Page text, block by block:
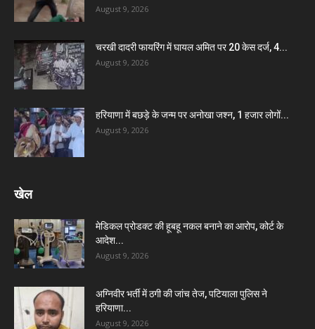
August 9, 2026
चरखी दादरी फायरिंग में घायल अमित पर 20 केस दर्ज, 4...
August 9, 2026
हरियाणा में बछड़े के जन्म पर अनोखा जश्न, 1 हजार लोगों...
August 9, 2026
खेल
मेडिकल प्रोडक्ट की हूबहू नकल बनाने का आरोप, कोर्ट के
आदेश...
August 9, 2026
अग्निवीर भर्ती में ठगी की जांच तेज, पटियाला पुलिस ने
हरियाणा...
August 9, 2026